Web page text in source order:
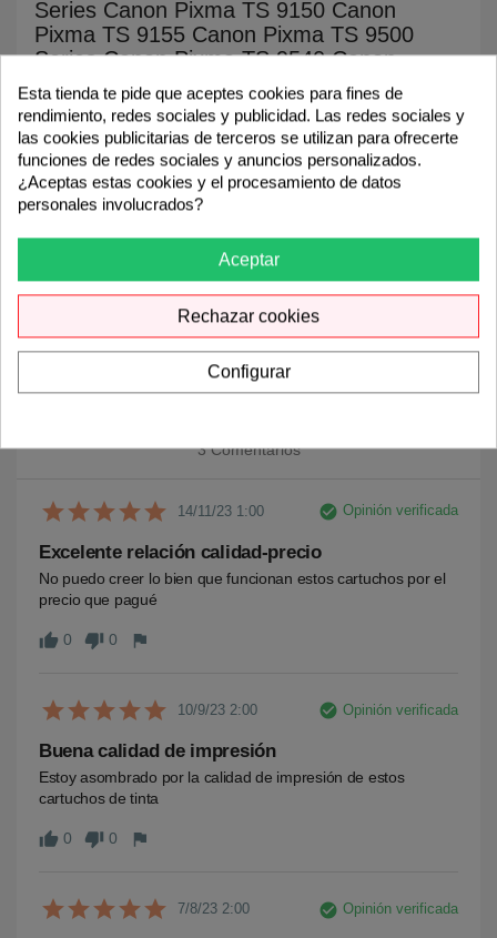
Series Canon Pixma TS 9150 Canon
Pixma TS 9155 Canon Pixma TS 9500
Series Canon Pixma TS 9540 Canon
Pixma TS 9541 C Canon Pixma TS 9550
Canon Pixma TS 9551 C
keyboard_arrow_down
5.0
3 Comentarios
14/11/23 1:00 check_circle Opinión verificada
Excelente relación calidad-precio
No puedo creer lo bien que funcionan estos cartuchos por el
precio que pagué
thumb_up 0 thumb_down 0 flag
10/9/23 2:00 check_circle Opinión verificada
Buena calidad de impresión
Estoy asombrado por la calidad de impresión de estos
cartuchos de tinta
thumb_up 0 thumb_down 0 flag
7/8/23 2:00 check_circle Opinión verificada
Esta tienda te pide que aceptes cookies para fines de
rendimiento, redes sociales y publicidad. Las redes sociales y
las cookies publicitarias de terceros se utilizan para ofrecerte
funciones de redes sociales y anuncios personalizados.
¿Aceptas estas cookies y el procesamiento de datos
personales involucrados?
Aceptar
Rechazar cookies
Configurar